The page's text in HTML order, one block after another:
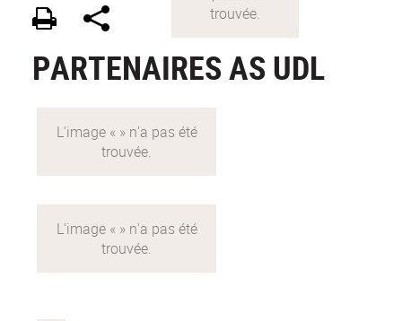
PARTENAIRES AS UDL